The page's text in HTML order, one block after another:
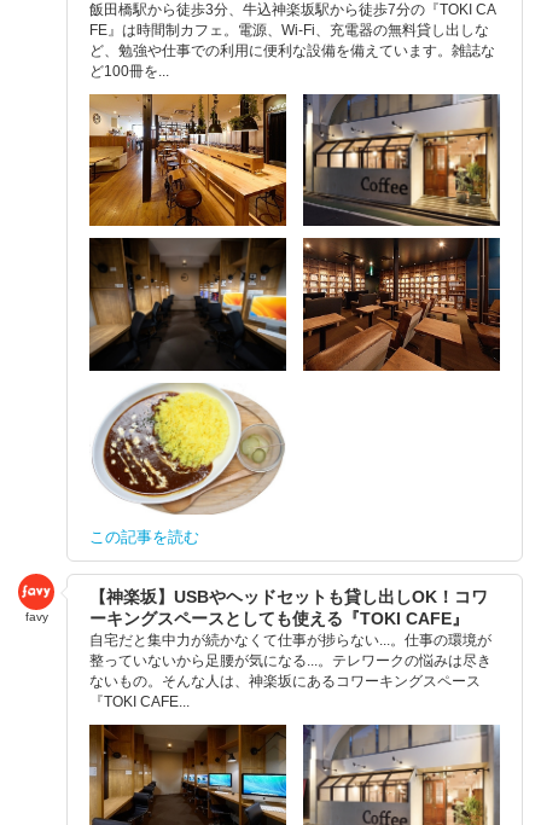
飯田橋駅から徒歩3分、牛込神楽坂駅から徒歩7分の『TOKI CA
FE』は時間制カフェ。電源、Wi-Fi、充電器の無料貸し出しな
ど、勉強や仕事での利用に便利な設備を備えています。雑誌な
ど100冊を...
この記事を読む
favy
【神楽坂】USBやヘッドセットも貸し出しOK！コワ
ーキングスペースとしても使える『TOKI CAFE』
自宅だと集中力が続かなくて仕事が捗らない...。仕事の環境が
整っていないから足腰が気になる...。テレワークの悩みは尽き
ないもの。そんな人は、神楽坂にあるコワーキングスペース
『TOKI CAFE...